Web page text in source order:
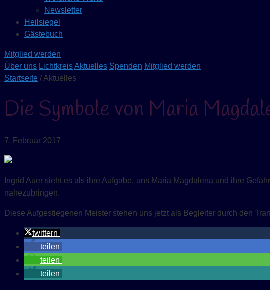
Newsletter
Heilsiegel
Gästebuch
Mitglied werden
Über uns LichtkreisAktuelles Spenden Mitglied werden
Startseite / Aktuelles
Die Symbole von Maria
7. Februar 2017
Ingrid Auer sieht es als ihre Aufgabe, uns Maria Magdalena und ihre
nahezubringen.
Diese Aufgestiegenen Meister stehen uns jetzt als Begleiter durch den
twittern
teilen
teilen
teilen